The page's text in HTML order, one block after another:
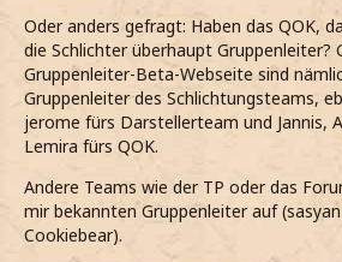
Oder anders gefragt: Haben das QOK,
die Schlichter überhaupt Gruppenleiter?
Gruppenleiter-Beta-Webseite sind
Gruppenleiter des Schlichtungsteams,
jerome fürs Darstellerteam und Jannis,
Lemira fürs QOK.
Andere Teams wie der TP oder das
mir bekannten Gruppenleiter auf
Cookiebear).